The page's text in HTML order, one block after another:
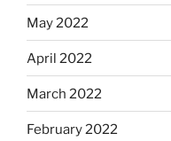
May 2022
April 2022
March 2022
February 2022